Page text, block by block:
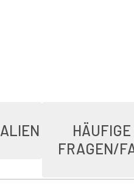
HÄUFIGE
FRAGEN/